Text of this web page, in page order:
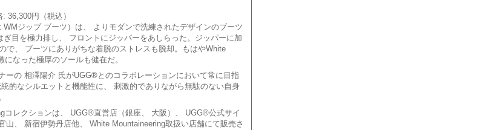
36,300円（税込）
ジップ ブーツ）は、 よりモダンで洗練されたデザインのブーツ
目を極力排し、 フロントにジッパーをあしらった。ジッパーに加
で、 ブーツにありがちな着脱のストレスも脱却。もはやWhite
なった極厚のソールも健在だ。
ーの 相澤陽介 氏がUGG®︎とのコラボレーションにおいて常に目指
的なシルエットと機能性に、 刺激的でありながら無駄のない自身
コレクションは、 UGG®︎直営店（銀座、 大阪）、 UGG®︎公式サイ
山、 新宿伊勢丹店他、 White Mountaineering取扱い店舗にて販売さ